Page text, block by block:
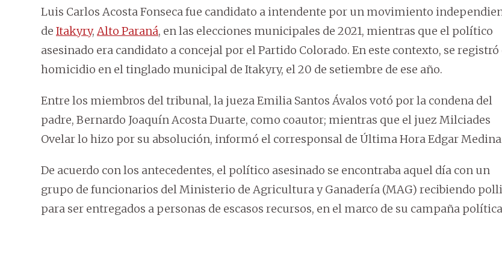
Luis Carlos Acosta Fonseca fue candidato a intendente por un movimiento
de Itakyry, Alto Paraná, en las elecciones municipales de 2021, mientras que el político
asesinado era candidato a concejal por el Partido Colorado. En este contexto, se registró
homicidio en el tinglado municipal de Itakyry, el 20 de setiembre de ese año.
Entre los miembros del tribunal, la jueza Emilia Santos Ávalos votó por la condena del
padre, Bernardo Joaquín Acosta Duarte, como coautor; mientras que el juez Milciades
Ovelar lo hizo por su absolución, informó el corresponsal de Última Hora Edgar
De acuerdo con los antecedentes, el político asesinado se encontraba aquel día con un
grupo de funcionarios del Ministerio de Agricultura y Ganadería (MAG) recibiendo
para ser entregados a personas de escasos recursos, en el marco de su campaña